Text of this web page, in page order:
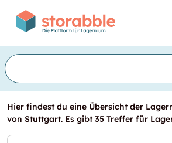
Hier findest du eine Übersicht der
von Stuttgart. Es gibt 35 Treffer für